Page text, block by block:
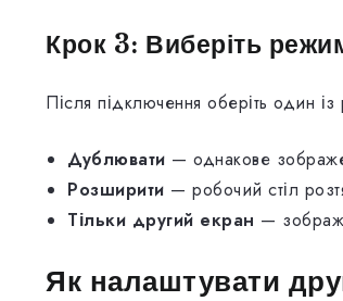
Крок 3: Виберіть
Після підключення оберіть один
Дублювати — однакове
Розширити — робочий стіл
Тільки другий екран —
Як налаштувати